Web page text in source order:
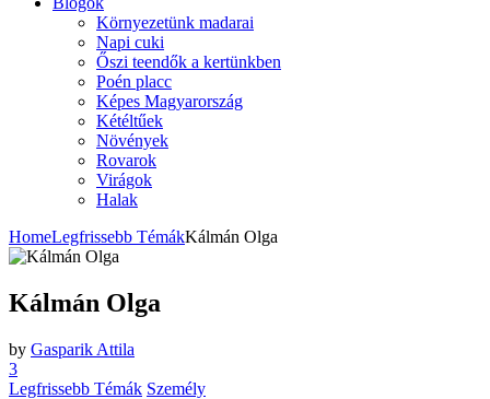
Környezetünk madarai
Napi cuki
Őszi teendők a kertünkben
Poén placc
Képes Magyarország
Kétéltűek
Növények
Rovarok
Virágok
Halak
HomeLegfrissebb TémákKálmán Olga
Kálmán Olga
by Gasparik Attila
3
Legfrissebb Témák Személy